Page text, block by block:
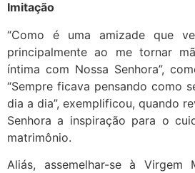
Imitação
“Como é uma amizade que
principalmente ao me tornar
íntima com Nossa Senhora”,
“Sempre ficava pensando como
dia a dia”, exemplificou, quando
Senhora a inspiração para o
matrimônio.
Aliás, assemelhar-se à